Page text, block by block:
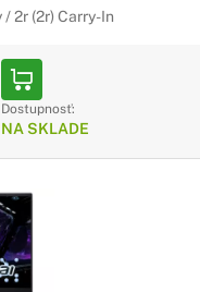
2r (2r) Carry-In
Dostupnosť:
NA SKLADE